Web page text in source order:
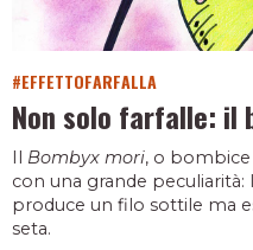
#EFFETTOFARFALLA
Non solo farfalle: il
Bombyx mori, o
con una grande peculiarità:
produce un filo sottile ma
seta.